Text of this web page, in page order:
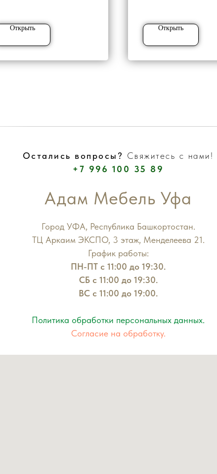
Открыть Открыть
Остались вопросы? Свяжитесь с нами!
+7 996 100 35 89
Адам Мебель Уфа
Город УФА, Республика Башкортостан.
ТЦ Аркаим ЭКСПО, 3 этаж, Менделеева 21.
График работы:
ПН-ПТ с 11:00 до 19:30.
СБ с 11:00 до 19:30.
ВС с 11:00 до 19:00.
Политика обработки персональных данных.
Согласие на обработку.